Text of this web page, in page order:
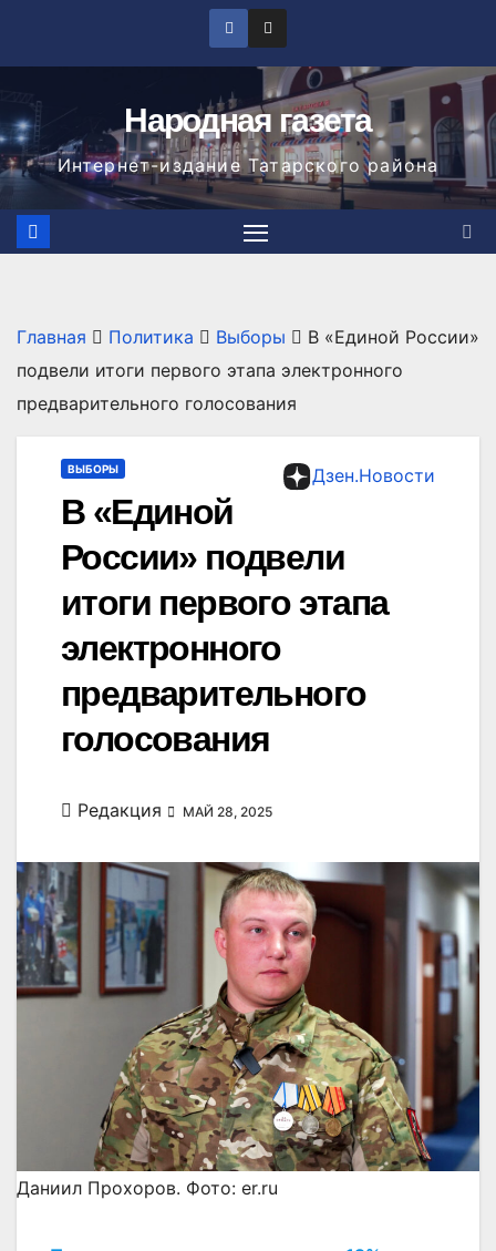
Народная газета
Интернет-издание Татарского района
Главная Политика Выборы
В «Единой России»
подвели итоги первого этапа электронного
предварительного голосования
Дзен.Новости
ВЫБОРЫ
В «Единой
России» подвели
итоги первого этапа
электронного
предварительного
голосования
Редакция МАЙ 28, 2025
Даниил Прохоров. Фото: er.ru